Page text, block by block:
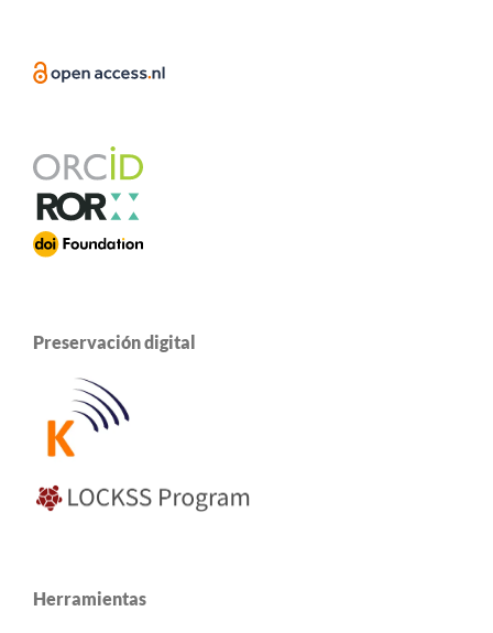
Preservación digital
Herramientas